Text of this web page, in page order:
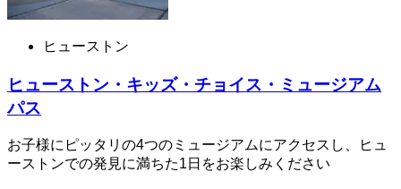
ヒューストン
ヒューストン・キッズ・チョイス・ミュージアム
パス
お子様にピッタリの4つのミュージアムにアクセスし、ヒュ
ーストンでの発見に満ちた1日をお楽しみください